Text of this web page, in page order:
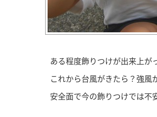
ある程度飾りつけが出来上が
これから台風がきたら？強風
安全面で今の飾りつけでは不